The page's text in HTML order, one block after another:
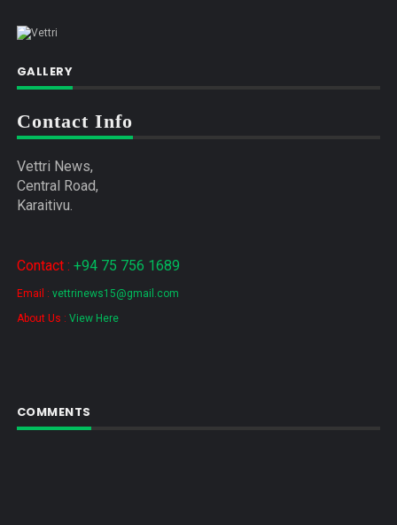
GALLERY
Contact Info
Vettri News,
Central Road,
Karaitivu.
Contact : +94 75 756 1689
Email : vettrinews15@gmail.com
About Us : View Here
COMMENTS